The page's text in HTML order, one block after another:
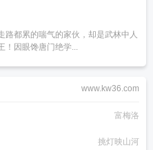
路都累的喘气的家伙，却是武林中人
！因眼馋唐门绝学...
www.kw36.com
富梅洛
挑灯映山河